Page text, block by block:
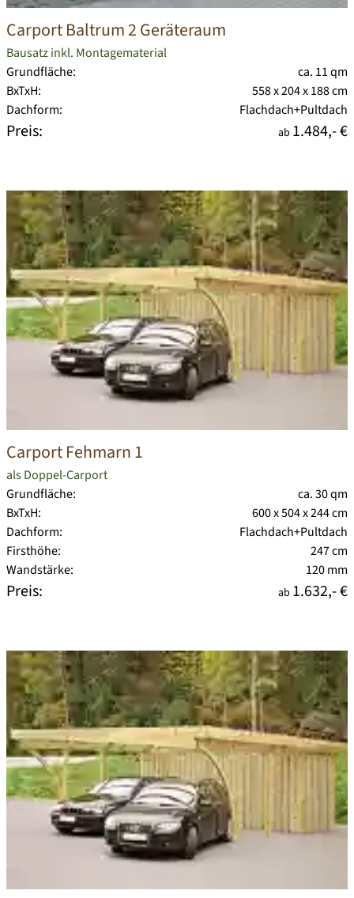
Carport Baltrum 2 Geräteraum
Bausatz inkl. Montagematerial
Grundfläche:
ca. 11 qm
BxTxH:
558 x 204 x 188 cm
Dachform:
Flachdach+Pultdach
Preis: ab 1.484,- €
Carport Fehmarn 1
als Doppel-Carport
Grundfläche:
ca. 30 qm
BxTxH:
600 x 504 x 244 cm
Dachform:
Flachdach+Pultdach
Firsthöhe:
247 cm
Wandstärke:
120 mm
Preis: ab 1.632,- €